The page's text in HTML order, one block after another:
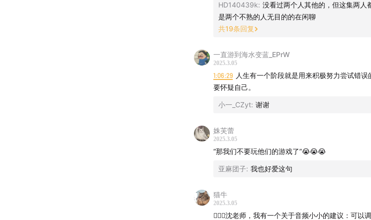
HD140439k: 没看过两个人其他的，但这集两人
是两个不熟的人无目的的在闲聊
共19条回复
一直游到海水变蓝_EPrW
2025.3.05
1:06:29 人生有一个阶段就是用来积极努力尝试错
要怀疑自己。
小一_CZyt: 谢谢
姝芙蕾
2025.3.05
“那我们不要玩他们的游戏了”😭😭😭
亚麻团子: 我也好爱这句
猫牛
2025.3.05
🙋🏻‍♀️沈老师，我有一个关于音频小小的建议：可以